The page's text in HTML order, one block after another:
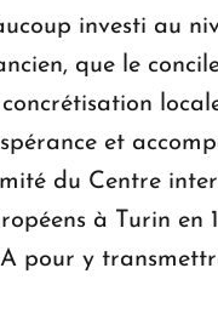
investi au
que le
et
du Centre
à Turin en
pour y